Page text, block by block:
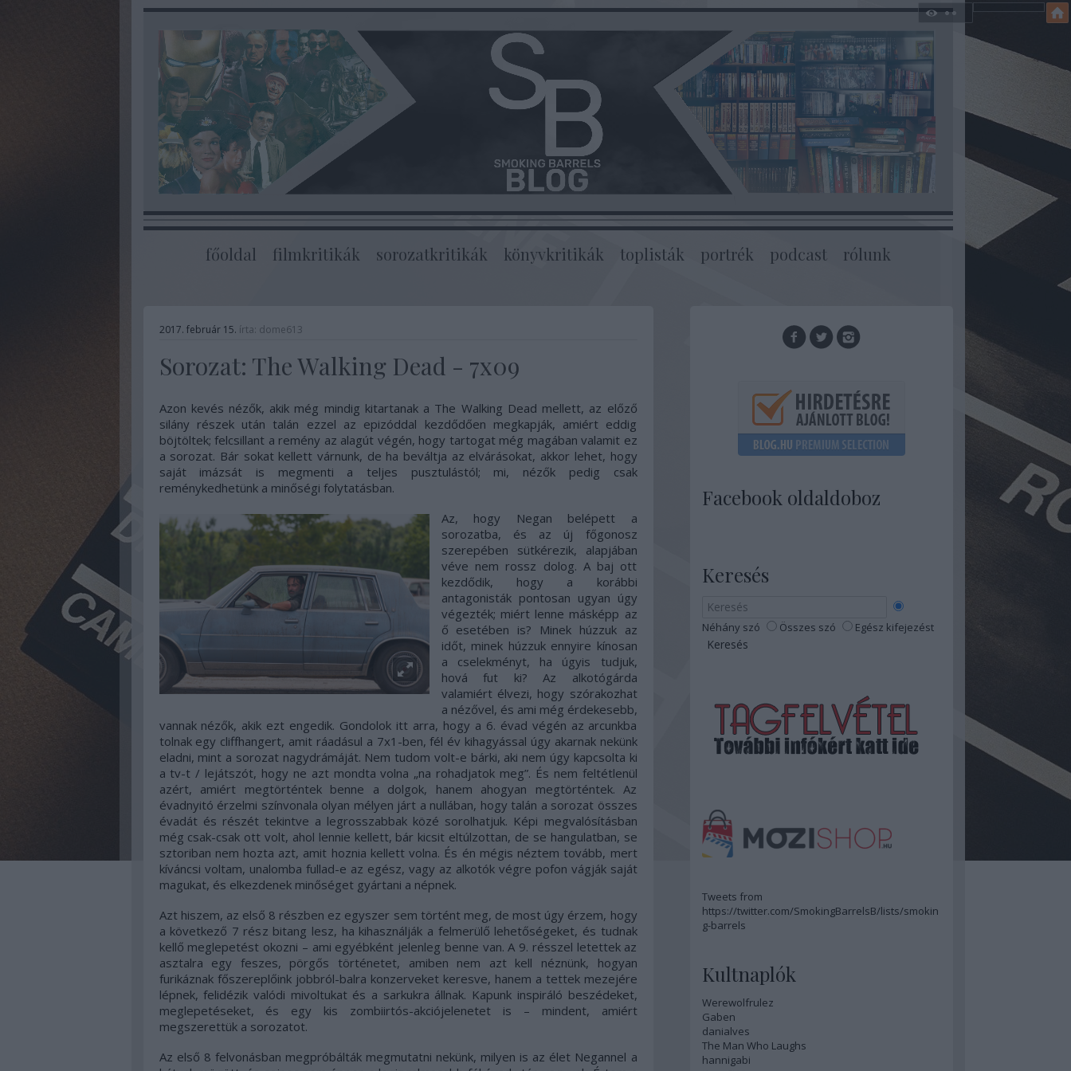
főoldal filmkritikák sorozatkritikák könyvkritikák toplisták portrék podcast rólunk
2017. február 15. írta: dome613
Sorozat: The Walking Dead - 7x09
Azon kevés nézők, akik még mindig kitartanak a The Walking Dead mellett, az előző
silány részek után talán ezzel az epizóddal kezdődően megkapják, amiért eddig
böjtöltek; felcsillant a remény az alagút végén, hogy tartogat még magában valamit ez
a sorozat. Bár sokat kellett várnunk, de ha beváltja az elvárásokat, akkor lehet, hogy
saját imázsát is megmenti a teljes pusztulástól; mi, nézők pedig csak
reménykedhetünk a minőségi folytatásban.
Az, hogy Negan belépett a
sorozatba, és az új főgonosz
szerepében sütkérezik, alapjában
véve nem rossz dolog. A baj ott
kezdődik, hogy a korábbi
antagonisták pontosan ugyan úgy
végezték; miért lenne másképp az
ő esetében is? Minek húzzuk az
időt, minek húzzuk ennyire kínosan
a cselekményt, ha úgyis tudjuk,
hová fut ki? Az alkotógárda
valamiért élvezi, hogy szórakozhat
a nézővel, és ami még érdekesebb,
vannak nézők, akik ezt engedik. Gondolok itt arra, hogy a 6. évad végén az arcunkba
tolnak egy cliffhangert, amit ráadásul a 7x1-ben, fél év kihagyással úgy akarnak nekünk
eladni, mint a sorozat nagydrámáját. Nem tudom volt-e bárki, aki nem úgy kapcsolta ki
a tv-t / lejátszót, hogy ne azt mondta volna „na rohadjatok meg”. És nem feltétlenül
azért, amiért megtörténtek benne a dolgok, hanem ahogyan megtörténtek. Az
évadnyitó érzelmi színvonala olyan mélyen járt a nullában, hogy talán a sorozat összes
évadát és részét tekintve a legrosszabbak közé sorolhatjuk. Képi megvalósításban
még csak-csak ott volt, ahol lennie kellett, bár kicsit eltúlzottan, de se hangulatban, se
sztoriban nem hozta azt, amit hoznia kellett volna. És én mégis néztem tovább, mert
kíváncsi voltam, unalomba fullad-e az egész, vagy az alkotók végre pofon vágják saját
magukat, és elkezdenek minőséget gyártani a népnek.
Azt hiszem, az első 8 részben ez egyszer sem történt meg, de most úgy érzem, hogy
a következő 7 rész bitang lesz, ha kihasználják a felmerülő lehetőségeket, és tudnak
kellő meglepetést okozni – ami egyébként jelenleg benne van. A 9. résszel letettek az
asztalra egy feszes, pörgős történetet, amiben nem azt kell néznünk, hogyan
furikáznak főszereplőink jobbról-balra konzerveket keresve, hanem a tettek mezejére
lépnek, felidézik valódi mivoltukat és a sarkukra állnak. Kapunk inspiráló beszédeket,
meglepetéseket, és egy kis zombiirtós-akciójelenetet is – mindent, amiért
megszerettük a sorozatot.
Az első 8 felvonásban megpróbálták megmutatni nekünk, milyen is az élet Negannel a
Facebook oldaldoboz
Keresés
Néhány szó Összes szó Egész kifejezést
Tweets from
https://twitter.com/SmokingBarrelsB/lists/smokin
g-barrels
Kultnaplók
Werewolfrulez
Gaben
danialves
The Man Who Laughs
hannigabi